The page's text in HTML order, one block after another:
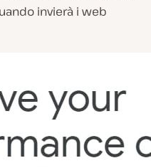
invierà i web